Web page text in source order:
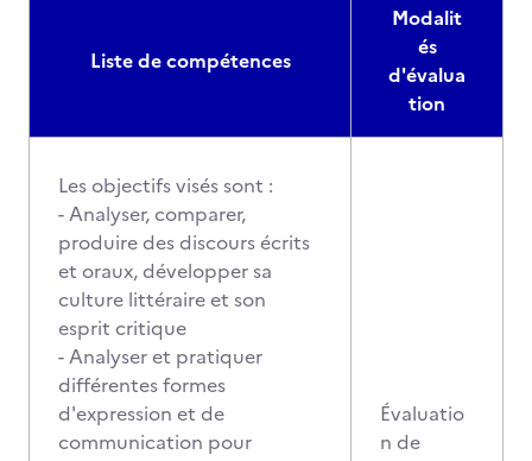
Liste de compétences
Modalit
és
d'évalua
tion
Les objectifs visés sont :
- Analyser, comparer,
produire des discours écrits
et oraux, développer sa
culture littéraire et son
esprit critique
- Analyser et pratiquer
différentes formes
d'expression et de
communication pour
Évaluatio
n de